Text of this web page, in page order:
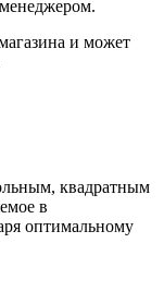
и может
квадратным
в
оптимальному